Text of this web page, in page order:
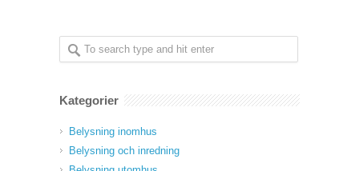
Kategorier
Belysning inomhus
Belysning och inredning